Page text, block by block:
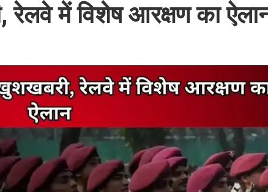
रेलवे में विशेष आरक्षण का